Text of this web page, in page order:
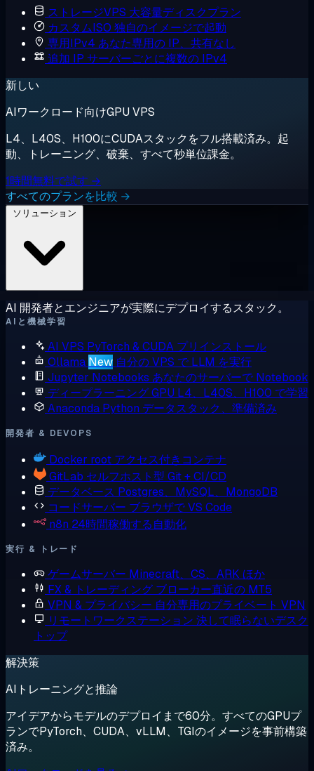
ストレージVPS 大容量ディスクプラン
カスタムISO 独自のイメージで起動
専用IPv4 あなた専用の IP、共有なし
追加 IP サーバーごとに複数の IPv4
新しい
AIワークロード向けGPU VPS
L4、L40S、H100にCUDAスタックをフル搭載済み。起
動、トレーニング、破棄、すべて秒単位課金。
1時間無料で試す →
すべてのプランを比較 →
AI 開発者とエンジニアが実際にデプロイするスタック。
AIと機械学習
AI VPS PyTorch & CUDA プリインストール
Ollama New 自分の VPS で LLM を実行
Jupyter Notebooks あなたのサーバーで Notebook
ディープラーニング GPU L4、L40S、H100 で学習
Anaconda Python データスタック、準備済み
開発者 & DEVOPS
Docker root アクセス付きコンテナ
GitLab セルフホスト型 Git + CI/CD
データベース Postgres、MySQL、MongoDB
コードサーバー ブラウザで VS Code
n8n 24時間稼働する自動化
実行 & トレード
ゲームサーバー Minecraft、CS、ARK ほか
FX & トレーディング ブローカー直近の MT5
VPN & プライバシー 自分専用のプライベート VPN
リモートワークステーション 決して眠らないデスク
トップ
解決策
AIトレーニングと推論
アイデアからモデルのデプロイまで60分。すべてのGPUプ
ランでPyTorch、CUDA、vLLM、TGIのイメージを事前構築
済み。